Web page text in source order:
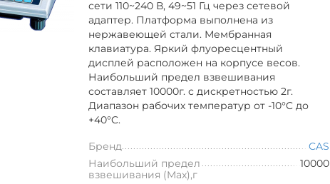
сети 110~240 В, 49~51 Гц через сетевой
адаптер. Платформа выполнена из
нержавеющей стали. Мембранная
клавиатура. Яркий флуоресцентный
дисплей расположен на корпусе весов.
Наибольший предел взвешивания
составляет 10000г. с дискретностью 2г.
Диапазон рабочих температур от -10°C до
+40°C.
Бренд
CAS
Наибольший предел
взвешивания (Max),г
10000